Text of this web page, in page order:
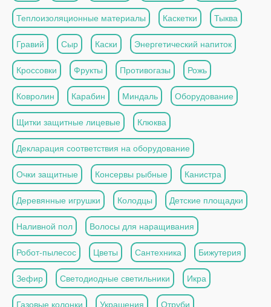
Теплоизоляционные материалы Каскетки Тыква
Гравий Сыр Каски Энергетический напиток
Кроссовки Фрукты Противогазы Рожь
Ковролин Карабин Миндаль Оборудование
Щитки защитные лицевые Клюква
Декларация соответствия на оборудование
Очки защитные Консервы рыбные Канистра
Деревянные игрушки Колодцы Детские площадки
Наливной пол Волосы для наращивания
Робот-пылесос Цветы Сантехника Бижутерия
Зефир Светодиодные светильники Икра
Газовые колонки Украшения Отруби